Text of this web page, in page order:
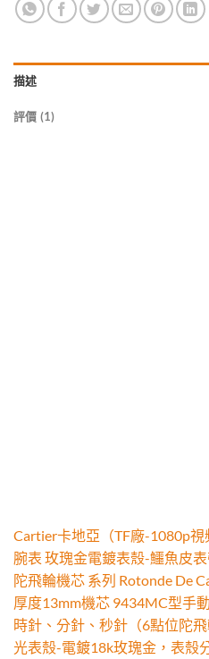
描述
評價 (1)
Cartier卡地亞（TF廠-1080p視
腕表 玫瑰金電鍍表殼-鱷魚皮
陀飛輪機芯 系列 Rotonde De
厚度13mm機芯 9434MC型手
時針、分針、秒針（6點位陀
光表殼-電鍍18k玫瑰金，表殼